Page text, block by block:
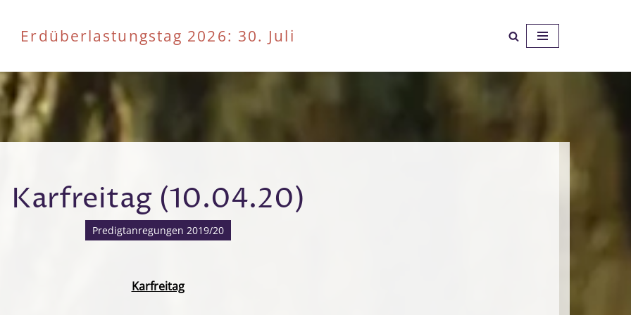
Erdüberlastungstag 2026: 30. Juli
Karfreitag (10.04.20)
Predigtanregungen 2019/20
Karfreitag